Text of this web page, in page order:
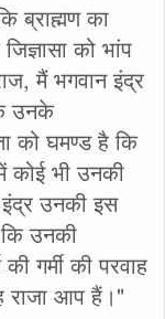
ब्राह्मण का
को भांप
मैं भगवान इंद्र
उनके
को घमण्ड है कि
कोई भी उनकी
उनकी इस
उनकी
गर्मी की परवाह
आप हैं।"